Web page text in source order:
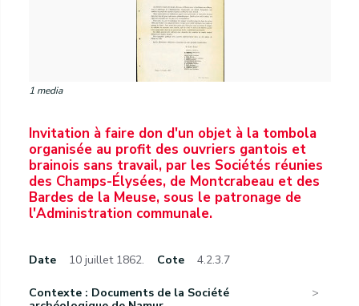
1 media
Invitation à faire don d'un objet à la tombola
organisée au profit des ouvriers gantois et
brainois sans travail, par les Sociétés réunies
des Champs-Élysées, de Montcrabeau et des
Bardes de la Meuse, sous le patronage de
l'Administration communale.
Date 10 juillet 1862. Cote 4.2.3.7
Contexte : Documents de la Société